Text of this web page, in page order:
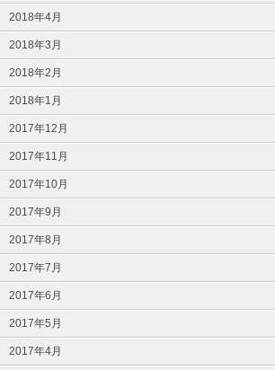
2018年4月
2018年3月
2018年2月
2018年1月
2017年12月
2017年11月
2017年10月
2017年9月
2017年8月
2017年7月
2017年6月
2017年5月
2017年4月